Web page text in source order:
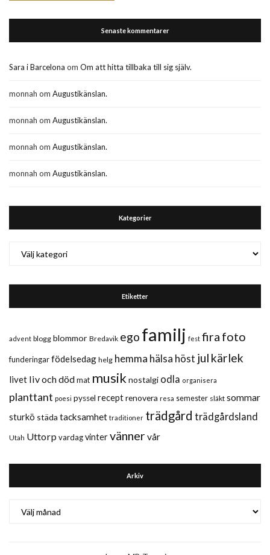
Senaste kommentarer
Sara i Barcelona om Om att hitta tillbaka till sig själv.
monnah om Augustikänslan.
monnah om Augustikänslan.
monnah om Augustikänslan.
monnah om Augustikänslan.
Kategorier
Etiketter
advent blogg blommor Bredavik ego familj fest fira foto
funderingarfödelsedag helg hemma hälsa höst jul kärlek
livet liv och dödmat musik nostalgi odla organisera
planttant poesi pyssel receptrenovera resa semester släkt sommar
sturkö städa tacksamhet traditioner trädgård trädgårdsland
Utah Uttorp vardagvintervänner vår
Arkiv